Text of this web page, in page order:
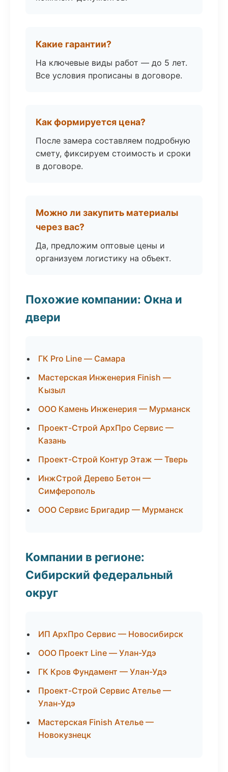
Какие гарантии?
На ключевые виды работ — до 5 лет.
Все условия прописаны в договоре.
Как формируется цена?
После замера составляем подробную
смету, фиксируем стоимость и сроки
в договоре.
Можно ли закупить материалы
через вас?
Да, предложим оптовые цены и
организуем логистику на объект.
Похожие компании: Окна и
двери
ГК Pro Line — Самара
Мастерская Инженерия Finish —
Кызыл
ООО Камень Инженерия — Мурманск
Проект-Строй АрхПро Сервис —
Казань
Проект-Строй Контур Этаж — Тверь
ИнжСтрой Дерево Бетон —
Симферополь
ООО Сервис Бригадир — Мурманск
Компании в регионе:
Сибирский федеральный
округ
ИП АрхПро Сервис — Новосибирск
ООО Проект Line — Улан-Удэ
ГК Кров Фундамент — Улан-Удэ
Проект-Строй Сервис Ателье —
Улан-Удэ
Мастерская Finish Ателье —
Новокузнецк